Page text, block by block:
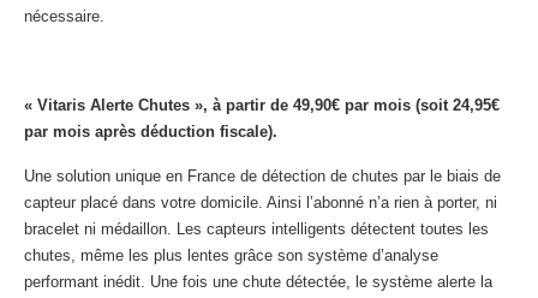
nécessaire.
« Vitaris Alerte Chutes », à partir de 49,90€ par mois (soit 24,95€
par mois après déduction fiscale).
Une solution unique en France de détection de chutes par le biais de
capteur placé dans votre domicile. Ainsi l’abonné n’a rien à porter, ni
bracelet ni médaillon. Les capteurs intelligents détectent toutes les
chutes, même les plus lentes grâce son système d’analyse
performant inédit. Une fois une chute détectée, le système alerte la